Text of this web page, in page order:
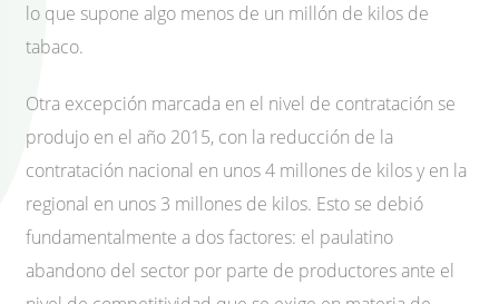
lo que supone algo menos de un millón de kilos de
tabaco.
Otra excepción marcada en el nivel de contratación se
produjo en el año 2015, con la reducción de la
contratación nacional en unos 4 millones de kilos y en la
regional en unos 3 millones de kilos. Esto se debió
fundamentalmente a dos factores: el paulatino
abandono del sector por parte de productores ante el